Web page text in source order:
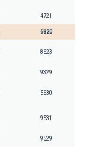
4721
6820
8623
9329
5630
9531
9529